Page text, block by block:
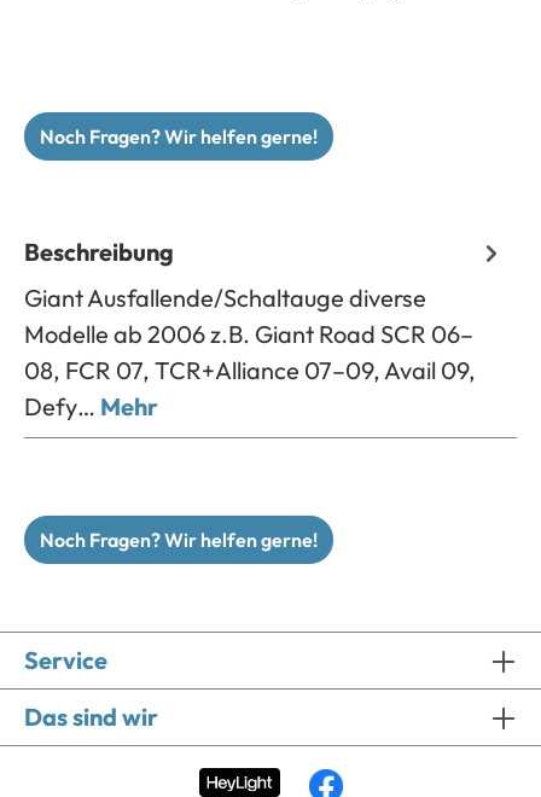
Noch Fragen? Wir helfen gerne!
Beschreibung
Giant Ausfallende/Schaltauge diverse
Modelle ab 2006 z.B. Giant Road SCR 06–
08, FCR 07, TCR+Alliance 07–09, Avail 09,
Defy… Mehr
Noch Fragen? Wir helfen gerne!
Service
Das sind wir